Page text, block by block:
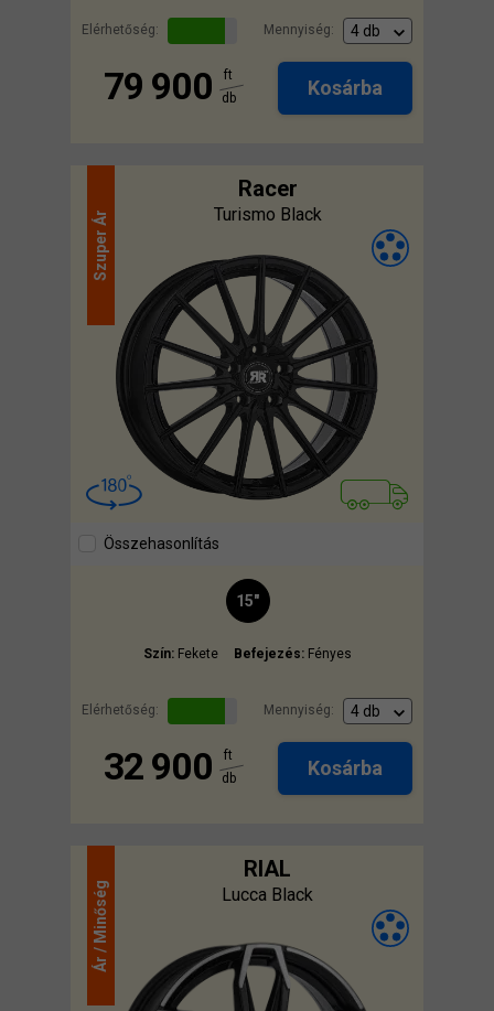
Elérhetőség: Mennyiség:
79 900
ft
db
Kosárba
Racer
Turismo Black
Szuper
Ár
Összehasonlítás
15"
Szín: Fekete Befejezés: Fényes
Elérhetőség: Mennyiség:
32 900
ft
db
Kosárba
RIAL
Lucca Black
Ár /
Minőség